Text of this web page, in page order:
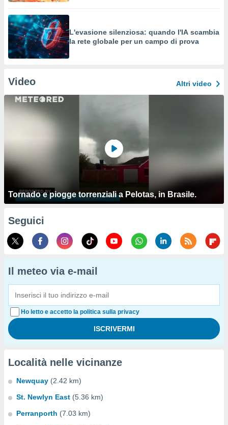
L'evasione silenziosa: quando l'IA scambia
la rete globale per un campo di prova
Video Altri video
Tornado e piogge torrenziali a Pelotas, in Brasile.
Seguici
Il meteo via e-mail
Ho letto e accetto la politica sulla privacy
Località nelle vicinanze
Newquay (2.42 km)
St. Newlyn East (5.36 km)
Perranporth (7.03 km)